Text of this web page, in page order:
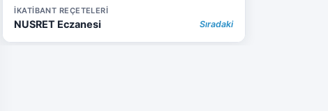
İKATİBANT REÇETELERİ
NUSRET Eczanesi Sıradaki